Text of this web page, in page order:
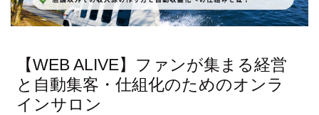
【WEB ALIVE】ファンが集まる経営
と自動集客・仕組化のためのオンラ
インサロン